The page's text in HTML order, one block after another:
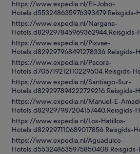
https://www.expedia.nl/El-Jobo-
Hotels.d553248635976393479.Reisgids-
https://www.expedia.nl/Nargana-
Hotels.d829297845969362944.Reisgids-
https://www.expedia.nl/Pixvae-
Hotels.d829297968491278336.Reisgids-
https://www.expedia.nl/Pacora-
Hotels.d705719212110229504.Reisgids-
https://www.expedia.nl/Santiago-Sur-
Hotels.d829297894222729216.Reisgids-
https://www.expedia.nl/Manuel-E-
Hotels.d829297987204157440.Reisgids-
https://www.expedia.nl/Los-Hatillos-
Hotels.d829297110689017856.Reisgids-
https://www.expedia.nl/Aguadulce-